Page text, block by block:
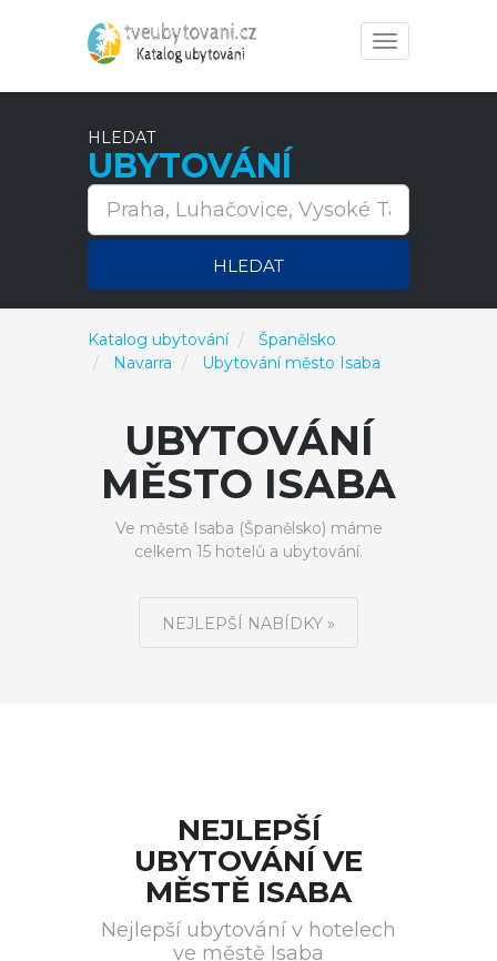
Toggle
navigation
HLEDAT
UBYTOVÁNÍ
HLEDAT
Katalog ubytování
Španělsko
Navarra
Ubytování město Isaba
UBYTOVÁNÍ
MĚSTO ISABA
Ve městě Isaba (Španělsko) máme
celkem 15 hotelů a ubytování.
NEJLEPŠÍ NABÍDKY »
NEJLEPŠÍ
UBYTOVÁNÍ VE
MĚSTĚ ISABA
Nejlepší ubytování v hotelech
ve městě Isaba